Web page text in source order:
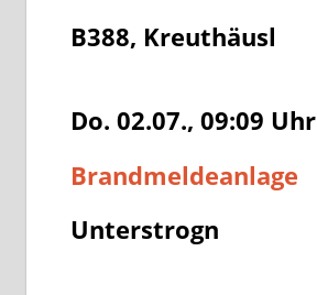
B388, Kreuthäusl
Do. 02.07., 09:09 Uhr
Brandmeldeanlage
Unterstrogn